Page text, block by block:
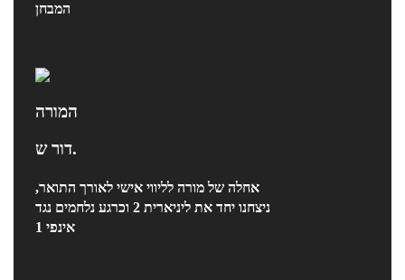
המבחן
המורה
דור ש.
אחלה של מורה לליווי אישי לאורך התואר,
ניצחנו יחד את ליניארית 2 וכרגע נלחמים נגד
אינפי 1